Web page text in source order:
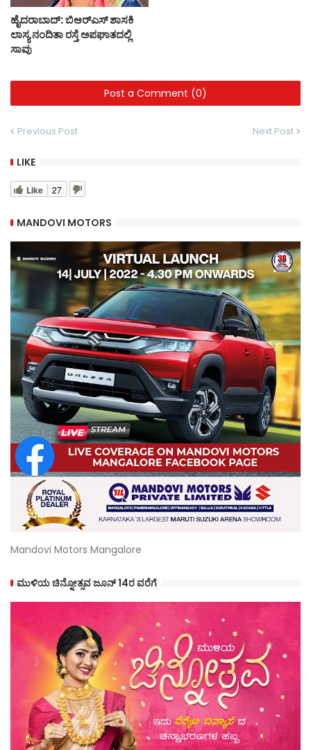
ಹೈದರಾಬಾದ್: ಬಿಆರ್‌ಎಸ್ ಶಾಸಕಿ
ಲಾಸ್ಯ ನಂದಿತಾ ರಸ್ತೆ ಅಪಘಾತದಲ್ಲಿ
ಸಾವು
Post a Comment (0)
Previous Post Next Post
LIKE
Like 27
MANDOVI MOTORS
Mandovi Motors Mangalore
ಮುಳಿಯ ಚಿನ್ನೋತ್ಸವ ಜೂನ್ 14ರ ವರೆಗೆ